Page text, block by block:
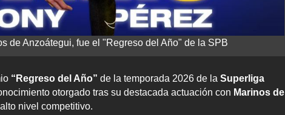
de Anzoátegui, fue el "Regreso del Año" de la SPB
“Regreso del Año” de la temporada 2026 de la Superliga
otorgado tras su destacada actuación con Marinos de
nivel competitivo.